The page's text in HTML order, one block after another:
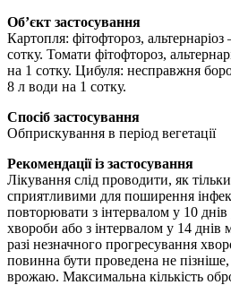
Об’єкт застосування
Картопля: фітофтороз,
сотку. Томати фітофтороз,
на 1 сотку. Цибуля: несправжня
8 л води на 1 сотку.
Спосіб застосування
Обприскування в період вегетації
Рекомендації із застосування
Лікування слід проводити, як
сприятливими для поширення
повторювати з інтервалом у 10 днів
хвороби або з інтервалом у 14
разі незначного прогресування
повинна бути проведена не
врожаю. Максимальна кількість